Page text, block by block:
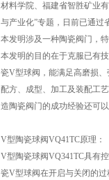
材料学院、福建省智胜矿业
与产业化”专题，日前已通过
本发明涉及一种陶瓷阀门，
本发明的目的在于克服已有
瓷V型球阀，能满足高磨损
配方、成型、加工及装配工
造陶瓷阀门的成功经验还可
V型陶瓷球阀VQ41TC原理：
V型陶瓷球阀VQ341TC具有
瓷V型球阀在开启与关闭的